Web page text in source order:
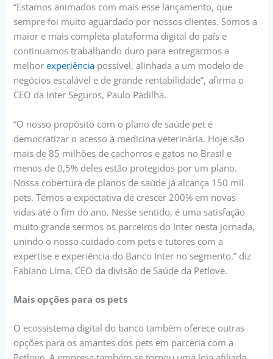
“Estamos animados com mais esse lançamento, que
sempre foi muito aguardado por nossos clientes. Somos a
maior e mais completa plataforma digital do país e
continuamos trabalhando duro para entregarmos a
melhorexperiência possível, alinhada a um modelo de
negócios escalável e de grande rentabilidade”, afirma o
CEO da Inter Seguros, Paulo Padilha.
“O nosso propósito com o plano de saúde pet é
democratizar o acesso à medicina veterinária. Hoje são
mais de 85 milhões de cachorros e gatos no Brasil e
menos de 0,5% deles estão protegidos por um plano.
Nossa cobertura de planos de saúde já alcança 150 mil
pets. Temos a expectativa de crescer 200% em novas
vidas até o fim do ano. Nesse sentido, é uma satisfação
muito grande sermos os parceiros do Inter nesta jornada,
unindo o nosso cuidado com pets e tutores com a
expertise e experiência do Banco Inter no segmento.” diz
Fabiano Lima, CEO da divisão de Saúde da Petlove.
Mais opções para os pets
O ecossistema digital do banco também oferece outras
opções para os amantes dos pets em parceria com a